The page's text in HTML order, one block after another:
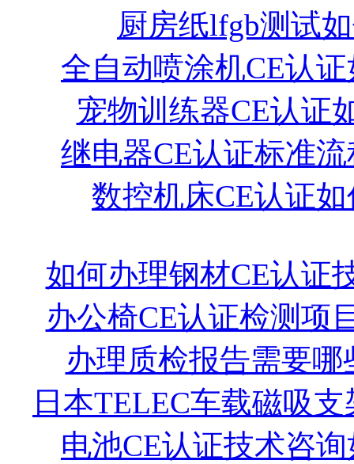
厨房纸lfgb测试
全自动喷涂机CE认
宠物训练器CE认证
继电器CE认证标准
数控机床CE认证
如何办理钢材CE认证
办公椅CE认证检测项
办理质检报告需要哪
日本TELEC车载磁吸
电池CE认证技术咨